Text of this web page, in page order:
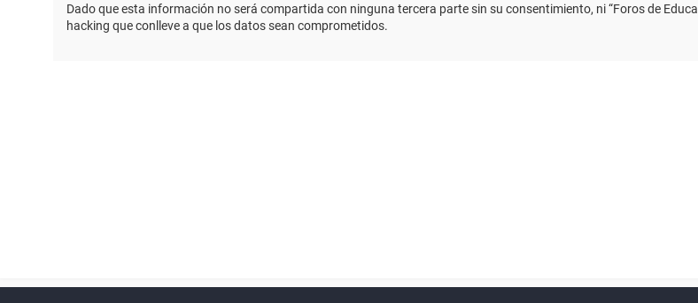
Dado que esta información no será compartida con ninguna tercera parte sin su consentimiento, ni “Foros de
hacking que conlleve a que los datos sean comprometidos.